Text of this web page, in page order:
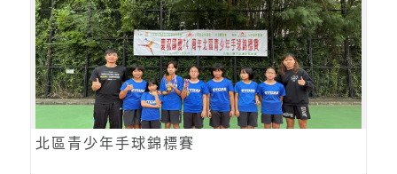
北區青少年手球錦標賽